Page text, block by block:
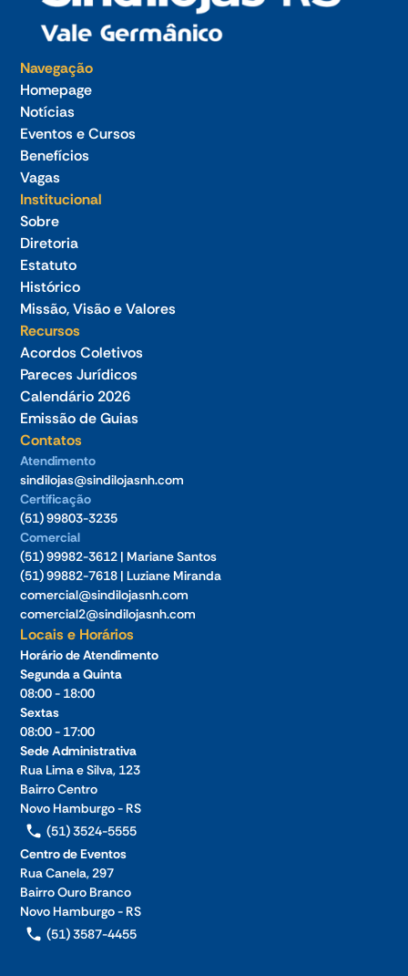
Navegação
Homepage
Notícias
Eventos e Cursos
Benefícios
Vagas
Institucional
Sobre
Diretoria
Estatuto
Histórico
Missão, Visão e Valores
Recursos
Acordos Coletivos
Pareces Jurídicos
Calendário 2026
Emissão de Guias
Contatos
Atendimento
sindilojas@sindilojasnh.com
Certificação
(51) 99803-3235
Comercial
(51) 99982-3612 | Mariane Santos
(51) 99882-7618 | Luziane Miranda
comercial@sindilojasnh.com
comercial2@sindilojasnh.com
Locais e Horários
Horário de Atendimento
Segunda a Quinta
08:00 - 18:00
Sextas
08:00 - 17:00
Sede Administrativa
Rua Lima e Silva, 123
Bairro Centro
Novo Hamburgo - RS
(51) 3524-5555
Centro de Eventos
Rua Canela, 297
Bairro Ouro Branco
Novo Hamburgo - RS
(51) 3587-4455